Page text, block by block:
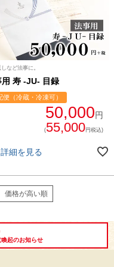
など法事に。
用 寿 -JU- 目録
便（冷蔵・冷凍可）
50,000円
(55,000円税込)
詳細を見る
価格が高い順
起のお知らせ